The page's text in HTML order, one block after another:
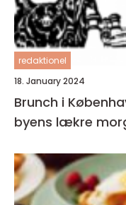
redaktionel
18. January 2024
Brunch i
byens lækre